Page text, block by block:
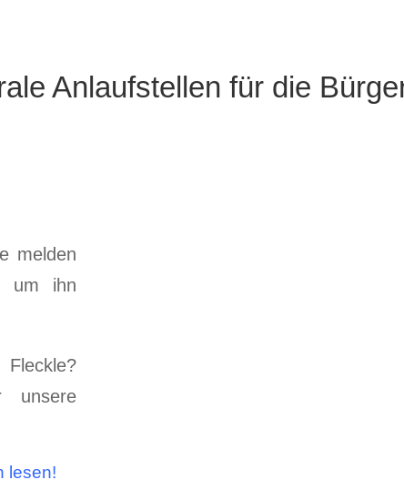
Anlaufstellen für die
melden
um ihn
unsere
lesen!